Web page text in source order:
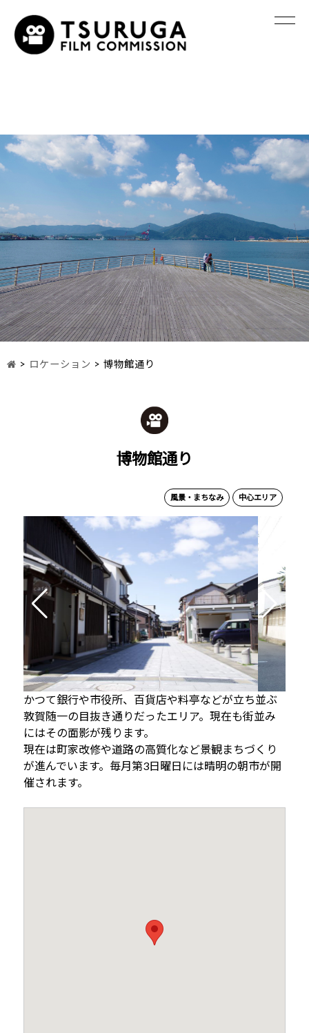
> ロケーション > 博物館通り
博物館通り
風景・まちなみ 中心エリア
かつて銀行や市役所、百貨店や料亭などが立ち並ぶ
敦賀随一の目抜き通りだったエリア。現在も街並み
にはその面影が残ります。
現在は町家改修や道路の高質化など景観まちづくり
が進んでいます。毎月第3日曜日には晴明の朝市が開
催されます。